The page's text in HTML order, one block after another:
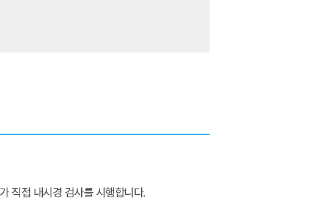
직접 내시경 검사를 시행합니다.